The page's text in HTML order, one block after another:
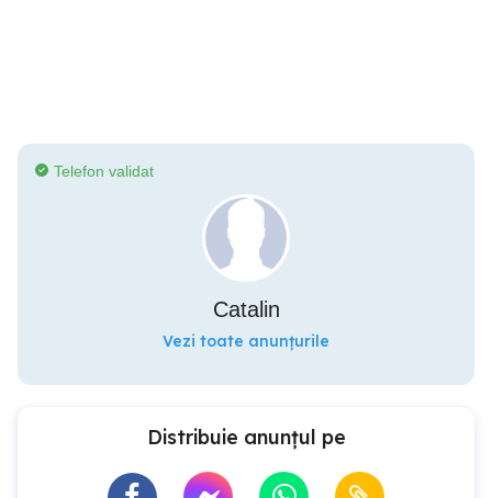
Telefon validat
Catalin
Vezi toate anunțurile
Distribuie anunțul pe